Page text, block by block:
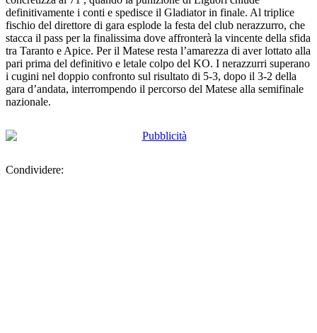
definitivamente i conti e spedisce il Gladiator in finale. Al triplice
fischio del direttore di gara esplode la festa del club nerazzurro, che
stacca il pass per la finalissima dove affronterà la vincente della sfida
tra Taranto e Apice. Per il Matese resta l’amarezza di aver lottato alla
pari prima del definitivo e letale colpo del KO. I nerazzurri superano
i cugini nel doppio confronto sul risultato di 5-3, dopo il 3-2 della
gara d’andata, interrompendo il percorso del Matese alla semifinale
nazionale.
Condividere: